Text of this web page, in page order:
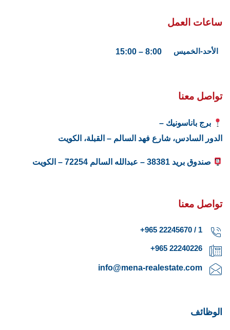
ساعات العمل
الأحد-الخميس 8:00 – 15:00
تواصل معنا
برج باناسونيك –
الدور السادس، شارع فهد السالم – القبلة، الكويت
صندوق بريد 38381 – عبدالله السالم 72254 – الكويت
تواصل معنا
1 / 22245670 965+
22240226 965+
info@mena-realestate.com
الوظائف